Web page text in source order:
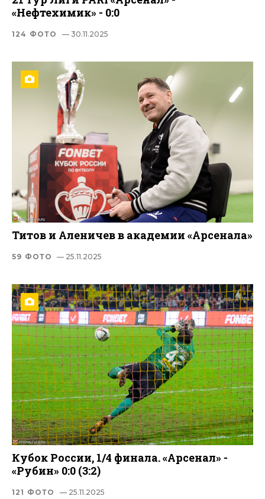
«Нефтехимик» - 0:0
124 ФОТО — 30.11.2025
Титов и Аленичев в академии «Арсенала»
59 ФОТО — 25.11.2025
Кубок России, 1/4 финала. «Арсенал» -
«Рубин» 0:0 (3:2)
121 ФОТО — 25.11.2025